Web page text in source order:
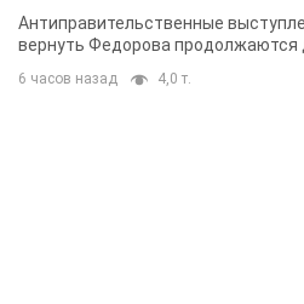
Антиправительственные
вернуть Федорова продолжаются
6 часов назад 4,0 т.